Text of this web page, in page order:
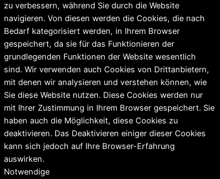
zu verbessern, während Sie durch die Website
navigieren. Von diesen werden die Cookies, die nach
Bedarf kategorisiert werden, in Ihrem Browser
gespeichert, da sie für das Funktionieren der
grundlegenden Funktionen der Website wesentlich
sind. Wir verwenden auch Cookies von Drittanbietern,
mit denen wir analysieren und verstehen können, wie
Sie diese Website nutzen. Diese Cookies werden nur
mit Ihrer Zustimmung in Ihrem Browser gespeichert. Sie
haben auch die Möglichkeit, diese Cookies zu
deaktivieren. Das Deaktivieren einiger dieser Cookies
kann sich jedoch auf Ihre Browser-Erfahrung
auswirken.
Notwendige